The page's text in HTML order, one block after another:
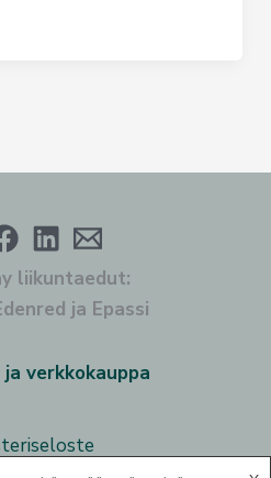
liikuntaedut:
ja Epassi
verkkokauppa